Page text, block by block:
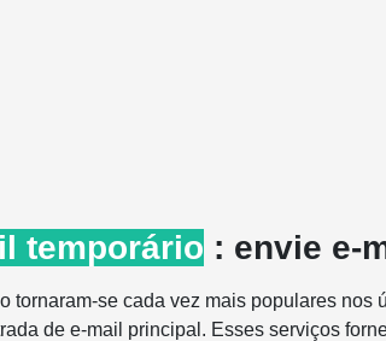
temporário : envie e-
tornaram-se cada vez mais populares
de e-mail principal. Esses serviços